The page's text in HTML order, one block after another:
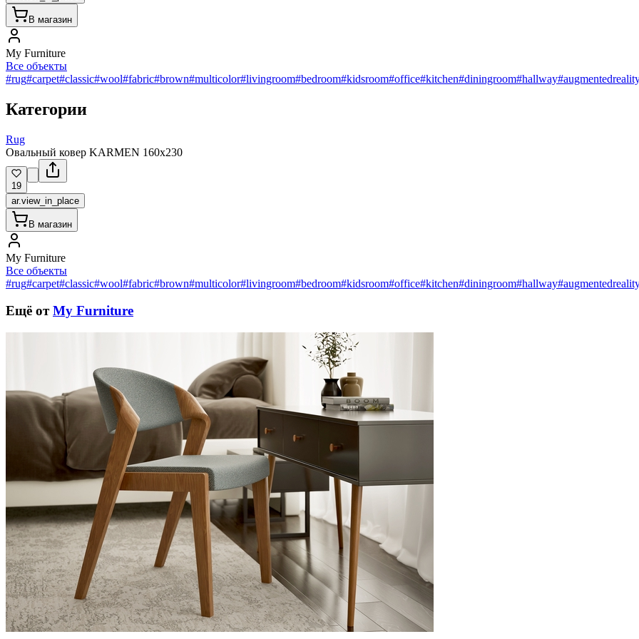
В магазин
My Furniture
Все объекты
#rug#carpet#classic#wool#fabric#brown#multicolor#livingroom#bedroom#kidsroom#office#kitchen#diningroom#hallway
Категории
Rug
Овальный ковер KARMEN 160x230
19
ar.view_in_place
В магазин
My Furniture
Все объекты
#rug#carpet#classic#wool#fabric#brown#multicolor#livingroom#bedroom#kidsroom#office#kitchen#diningroom#hallway
Ещё от My Furniture